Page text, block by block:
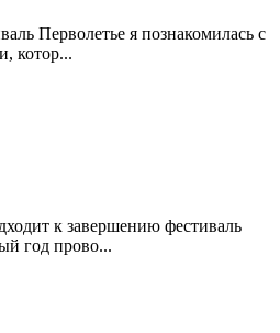
Перволетье я познакомилась с
котор...
к завершению фестиваль
год прово...